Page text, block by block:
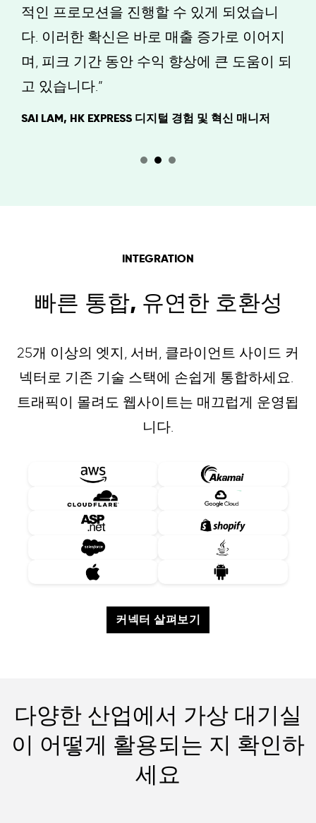
Español
한국어
적인 프로모션을 진행할 수 있게 되었습니
다. 이러한 확신은 바로 매출 증가로 이어지
며, 피크 기간 동안 수익 향상에 큰 도움이 되
고 있습니다.”
SAI LAM, HK EXPRESS 디지털 경험 및 혁신 매니저
INTEGRATION
빠른 통합, 유연한 호환성
25개 이상의 엣지, 서버, 클라이언트 사이드 커
넥터로 기존 기술 스택에 손쉽게 통합하세요.
트래픽이 몰려도 웹사이트는 매끄럽게 운영됩
니다.
커넥터 살펴보기
다양한 산업에서 가상 대기실
이 어떻게 활용되는 지 확인하
세요